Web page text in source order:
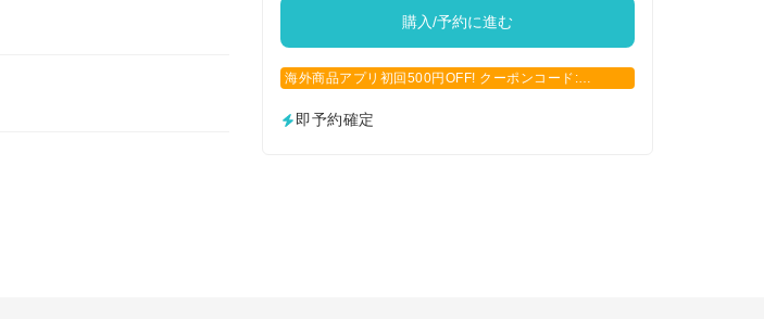
購入/予約に進む
海外商品アプリ初回500円OFF! クーポンコード:
即予約確定